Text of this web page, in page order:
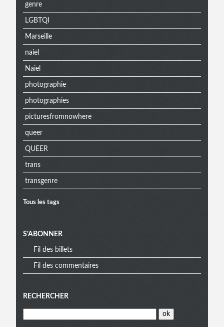
genre
LGBTQI
Marseille
naiel
Naiel
photographie
photographies
picturesfromnowhere
queer
QUEER
trans
transgenre
Tous les tags
S'ABONNER
Fil des billets
Fil des commentaires
RECHERCHER